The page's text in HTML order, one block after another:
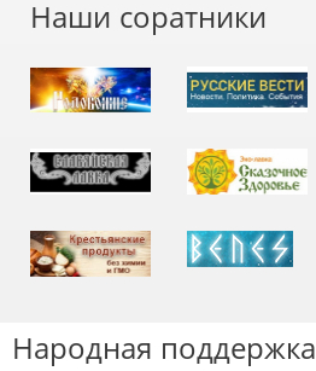
Наши соратники
Народная поддержка